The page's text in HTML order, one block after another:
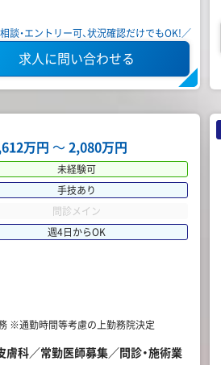
談・エントリー可、状況確認だけでもOK!／
求人に問い合わせる
万円 〜2,080万円
未経験可
手技あり
問診メイン
週4日からOK
※通勤時間等考慮の上勤務院決定
膚科／常勤医師募集／問診・施術業